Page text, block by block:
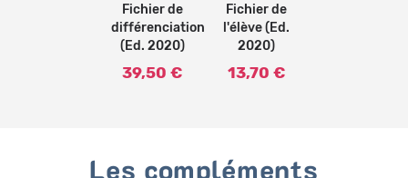
Fichier de
différenciation
(Ed. 2020)
39,50 €
Fichier de
l'élève (Ed.
2020)
13,70 €
Les compléments